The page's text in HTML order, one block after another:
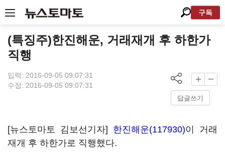
구독
(특징주)한진해운, 거래재개 후 하한가
직행
입력: 2016-09-05 09:07:31
수정: 2016-09-05 09:07:31
답글쓰기
[뉴스토마토 김보선기자] 한진해운(117930)이 거래
재개 후 하한가로 직행했다.